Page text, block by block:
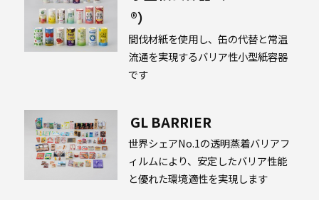
®）
間伐材紙を使用し、缶の代替と常温
流通を実現するバリア性小型紙容器
です
GL BARRIER
世界シェアNo.1の透明蒸着バリアフ
ィルムにより、安定したバリア性能
と優れた環境適性を実現します